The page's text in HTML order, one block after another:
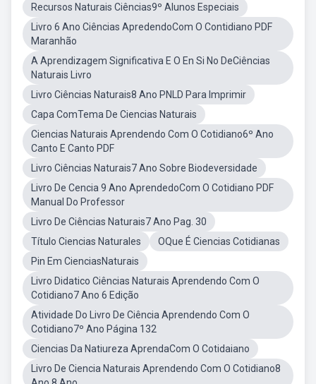
Recursos Naturais Ciências9º Alunos Especiais
Livro 6 Ano Ciências ApredendoCom O Contidiano PDF
Maranhão
A Aprendizagem Significativa E O En Si No DeCiências
Naturais Livro
Livro Ciências Naturais8 Ano PNLD Para Imprimir
Capa ComTema De Ciencias Naturais
Ciencias Naturais Aprendendo Com O Cotidiano6º Ano
Canto E Canto PDF
Livro Ciências Naturais7 Ano Sobre Biodeversidade
Livro De Cencia 9 Ano AprendedoCom O Cotidiano PDF
Manual Do Professor
Livro De Ciências Naturais7 Ano Pag. 30
Título Ciencias Naturales
OQue É Ciencias Cotidianas
Pin Em CienciasNaturais
Livro Didatico Ciências Naturais Aprendendo Com O
Cotidiano7 Ano 6 Edição
Atividade Do Livro De Ciência Aprendendo Com O
Cotidiano7º Ano Página 132
Ciencias Da Natiureza AprendaCom O Cotidaiano
Livro De Ciencia Naturais Aprendendo Com O Cotidiano8